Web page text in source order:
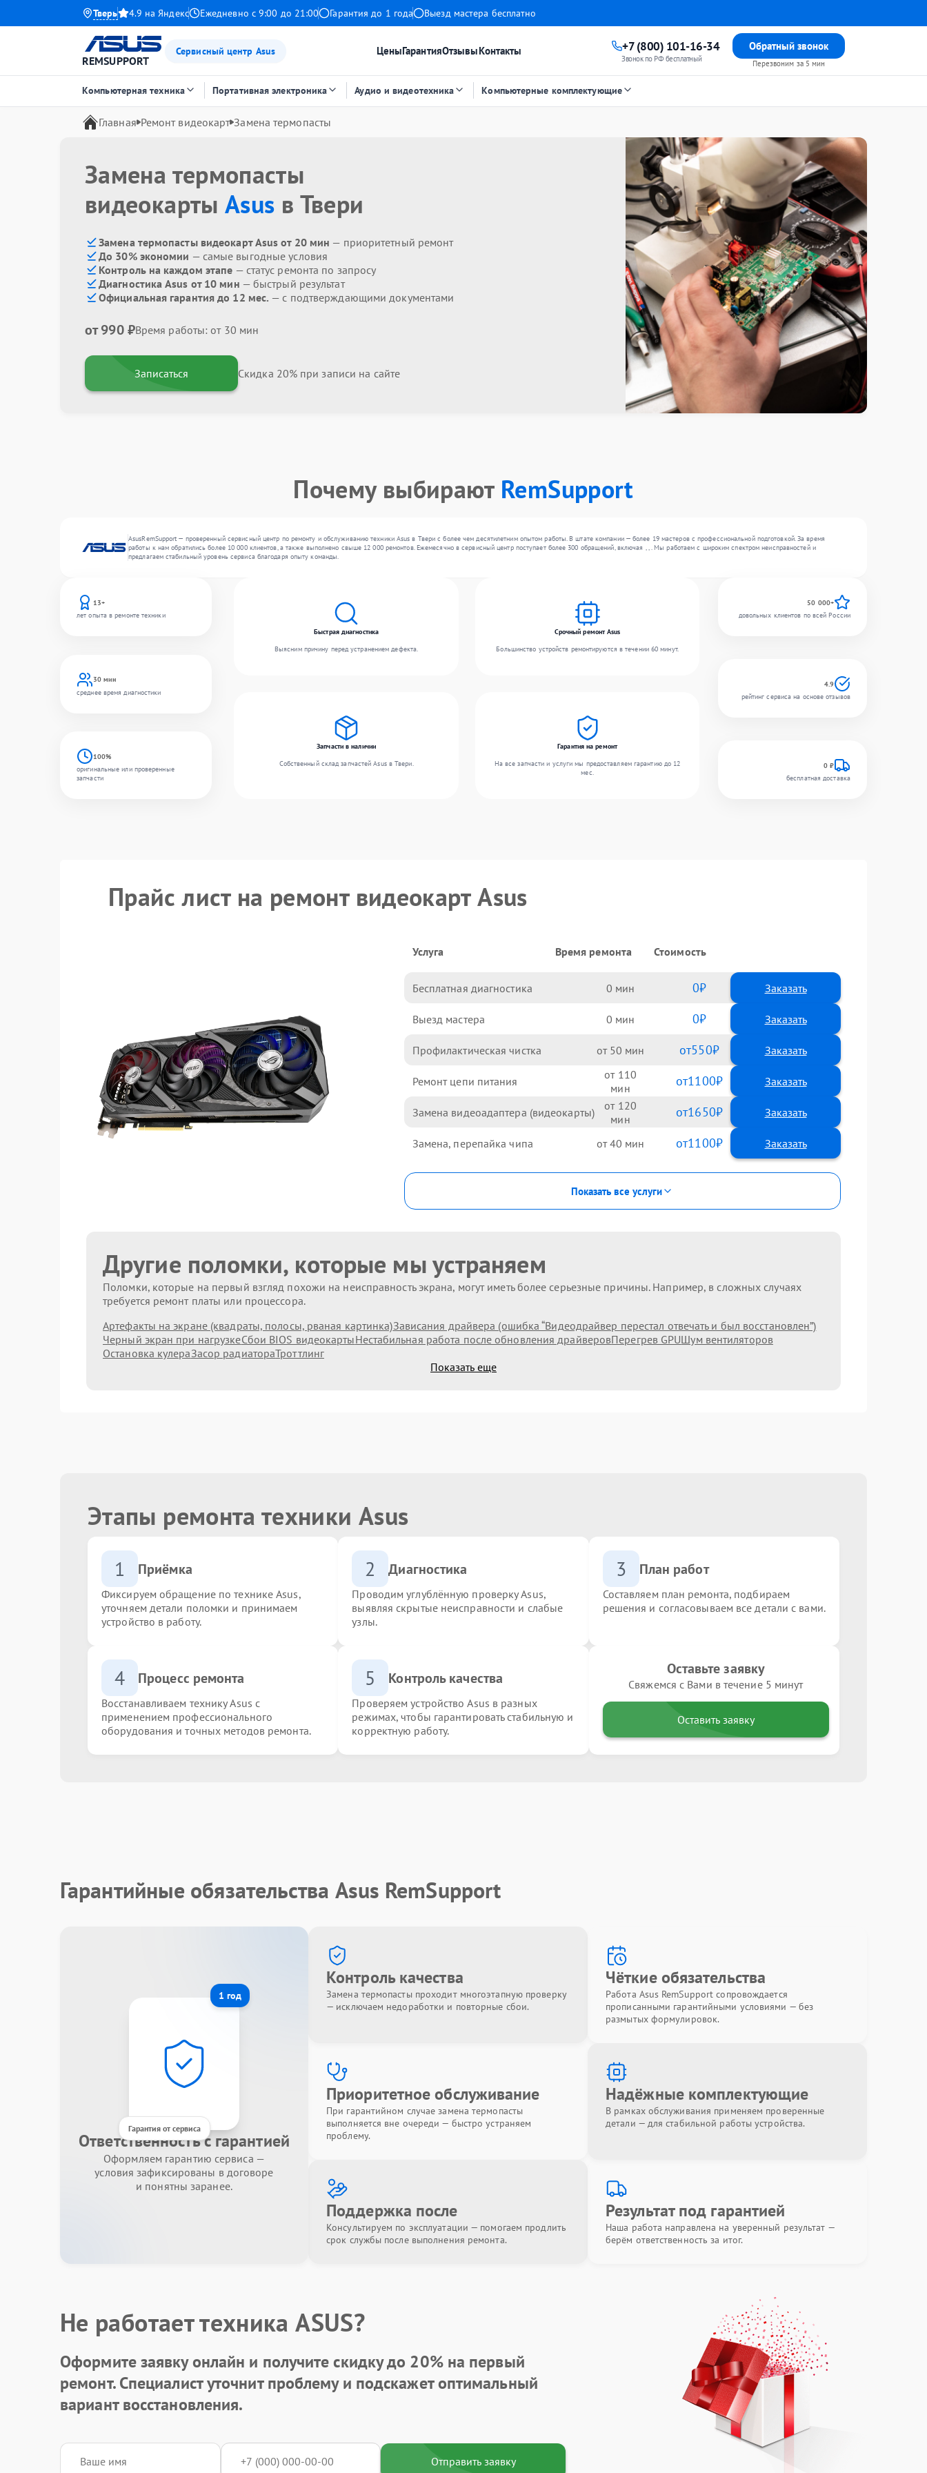
Тверь 4.9 на Яндекс Ежедневно с 9:00 до 21:00 Гарантия до 1 года Выезд мастера бесплатно
REMSUPPORT
Сервисный центр Asus ЦеныГарантияОтзывыКонтакты +7 (800) 101-16-34
Звонок по РФ бесплатный
Обратный звонок
Перезвоним за 5 мин
Компьютерная техника Портативная электроника Аудио и видеотехника Компьютерные комплектующие
Главная Ремонт видеокарт Замена термопасты
Замена термопасты
видеокарты Asus в Твери
Замена термопасты видеокарт Asus от 20 мин — приоритетный ремонт
До 30% экономии — самые выгодные условия
Контроль на каждом этапе — статус ремонта по запросу
Диагностика Asus от 10 мин — быстрый результат
Официальная гарантия до 12 мес. — с подтверждающими документами
от 990 ₽Время работы: от 30 мин
Записаться Скидка 20% при записи на сайте
Почему выбирают RemSupport
AsusRemSupport — проверенный сервисный центр по ремонту и обслуживанию техники Asus в Твери с более чем десятилетним опытом работы. В штате компании — более 19 мастеров с профессиональной подготовкой. За время
работы к нам обратились более 10 000 клиентов, а также выполнено свыше 12 000 ремонтов. Ежемесячно в сервисный центр поступает более 300 обращений, включая , , . Мы работаем с широким спектром неисправностей и
предлагаем стабильный уровень сервиса благодаря опыту команды.
13+
лет опыта в ремонте техники
30 мин
среднее время диагностики
100%
оригинальные или проверенные
запчасти
Быстрая диагностика
Выясним причину перед устранением дефекта.
Срочный ремонт Asus
Большинство устройств ремонтируются в течении 60 минут.
Запчасти в наличии
Собственный склад запчастей Asus в Твери.
Гарантия на ремонт
На все запчасти и услуги мы предоставляем гарантию до 12
мес.
50 000+
довольных клиентов по всей России
4.9
рейтинг сервиса на основе отзывов
0 ₽
бесплатная доставка
Прайс лист на ремонт видеокарт Asus
Услуга Время ремонта Стоимость
Бесплатная диагностика 0 0 Заказать
Выезд мастера 0 0 Заказать
Профилактическая чистка 50 550
Ремонт цепи питания 110 1100
Замена видеоадаптера (видеокарты) 120 1650
Замена, перепайка чипа 40 1100
Показать все услуги
Другие поломки, которые мы устраняем
Поломки, которые на первый взгляд похожи на неисправность экрана, могут иметь более серьезные причины. Например, в сложных случаях
требуется ремонт платы или процессора.
Артефакты на экране (квадраты, полосы, рваная картинка)Зависания драйвера (ошибка “Видеодрайвер перестал отвечать и был восстановлен”)
Черный экран при нагрузкеСбои BIOS видеокартыНестабильная работа после обновления драйверовПерегрев GPUШум вентиляторов
Остановка кулераЗасор радиатораТроттлинг
Показать еще
Этапы ремонта техники Asus
1 Приёмка
Фиксируем обращение по технике Asus,
уточняем детали поломки и принимаем
устройство в работу.
2 Диагностика
Проводим углублённую проверку Asus,
выявляя скрытые неисправности и слабые
узлы.
3 План работ
Составляем план ремонта, подбираем
решения и согласовываем все детали с вами.
4 Процесс ремонта
Восстанавливаем технику Asus с
применением профессионального
оборудования и точных методов ремонта.
5 Контроль качества
Проверяем устройство Asus в разных
режимах, чтобы гарантировать стабильную и
корректную работу.
Оставьте заявку
Свяжемся с Вами в течение 5 минут
Оставить заявку
Гарантийные обязательства Asus RemSupport
1 год
Гарантия от сервиса
Ответственность с гарантией
Оформляем гарантию сервиса —
условия зафиксированы в договоре
и понятны заранее.
Контроль качества
Замена термопасты проходит многоэтапную проверку
— исключаем недоработки и повторные сбои.
Чёткие обязательства
Работа Asus RemSupport сопровождается
прописанными гарантийными условиями — без
размытых формулировок.
Приоритетное обслуживание
При гарантийном случае замена термопасты
выполняется вне очереди — быстро устраняем
проблему.
Надёжные комплектующие
В рамках обслуживания применяем проверенные
детали — для стабильной работы устройства.
Поддержка после
Консультируем по эксплуатации — помогаем продлить
срок службы после выполнения ремонта.
Результат под гарантией
Наша работа направлена на уверенный результат —
берём ответственность за итог.
Не работает техника ASUS?
Оформите заявку онлайн и получитескидку до 20%на первый
ремонт. Специалист уточнит проблему и подскажет оптимальный
вариант восстановления.
Отправить заявку